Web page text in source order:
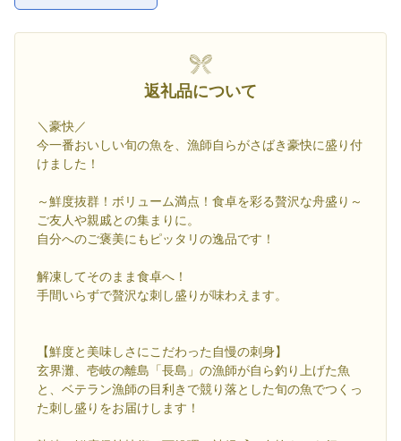
返礼品について
＼豪快／
今一番おいしい旬の魚を、漁師自らがさばき豪快に盛り付
けました！
～鮮度抜群！ボリューム満点！食卓を彩る贅沢な舟盛り～
ご友人や親戚との集まりに。
自分へのご褒美にもピッタリの逸品です！
解凍してそのまま食卓へ！
手間いらずで贅沢な刺し盛りが味わえます。
【鮮度と美味しさにこだわった自慢の刺身】
玄界灘、壱岐の離島「長島」の漁師が自ら釣り上げた魚
と、ベテラン漁師の目利きで競り落とした旬の魚でつくっ
た刺し盛りをお届けします！